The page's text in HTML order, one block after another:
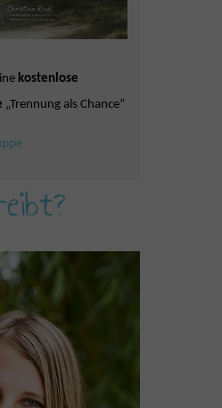
kostenlose
„Trennung als Chance“